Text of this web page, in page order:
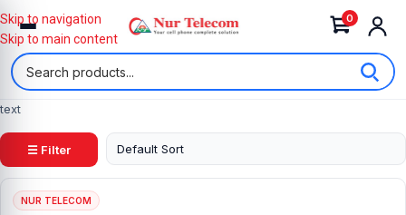
0
Skip to navigation
Skip to main content
text
☰ Filter
NUR TELECOM